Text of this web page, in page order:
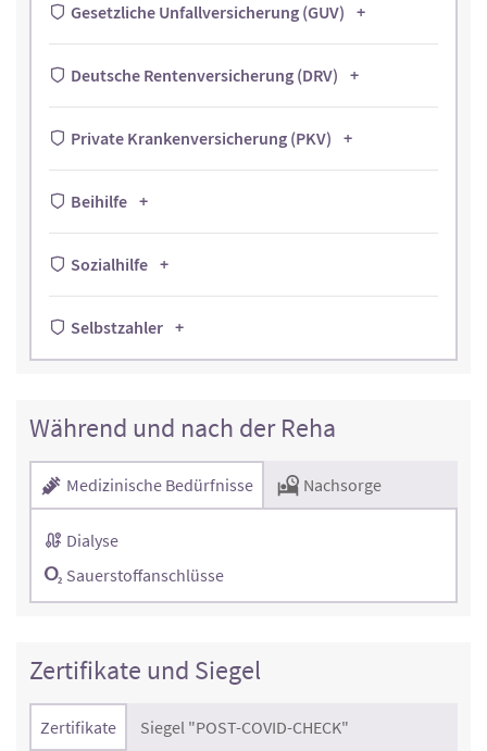
Gesetzliche Unfallversicherung (GUV)
Deutsche Rentenversicherung (DRV)
Private Krankenversicherung (PKV)
Beihilfe
Sozialhilfe
Selbstzahler
Während und nach der Reha
Medizinische Bedürfnisse Nachsorge
Dialyse
Sauerstoffanschlüsse
Zertifikate und Siegel
Zertifikate Siegel "POST-COVID-CHECK"